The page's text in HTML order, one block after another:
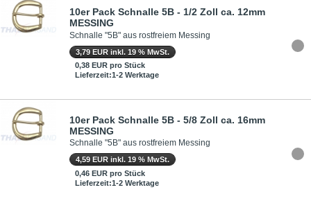
10er Pack Schnalle 5B - 1/2 Zoll ca. 12mm
MESSING
Schnalle "5B" aus rostfreiem Messing
3,79 EUR inkl. 19 % MwSt.
0,38 EUR pro Stück
Lieferzeit:1-2 Werktage
10er Pack Schnalle 5B - 5/8 Zoll ca. 16mm
MESSING
Schnalle "5B" aus rostfreiem Messing
4,59 EUR inkl. 19 % MwSt.
0,46 EUR pro Stück
Lieferzeit:1-2 Werktage